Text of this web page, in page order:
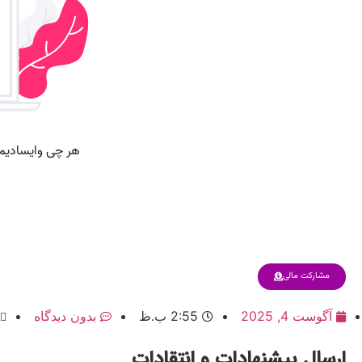
مشارکت مالی
آگوست 4, 2025 2:55 ب.ظ بدون دیدگاه